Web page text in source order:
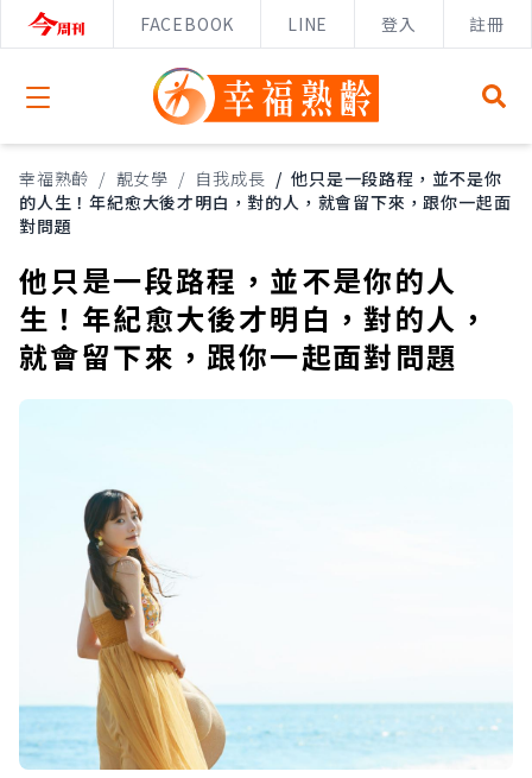
FACEBOOK LINE 登入 註冊
Open menu
幸福熟齡 / 靚女學 / 自我成長 / 他只是一段路程，並不是你
的人生！年紀愈大後才明白，對的人，就會留下來，跟你一起面
對問題
他只是一段路程，並不是你的人
生！年紀愈大後才明白，對的人，
就會留下來，跟你一起面對問題